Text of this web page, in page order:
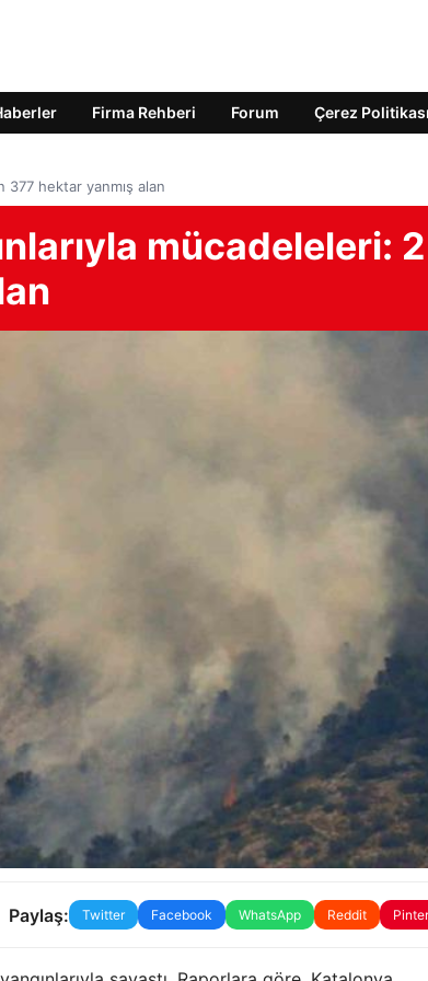
Firma Rehberi Forum Çerez Politikası
377 hektar yanmış alan
mücadeleleri: 2
Paylaş: Twitter Facebook WhatsApp Reddit